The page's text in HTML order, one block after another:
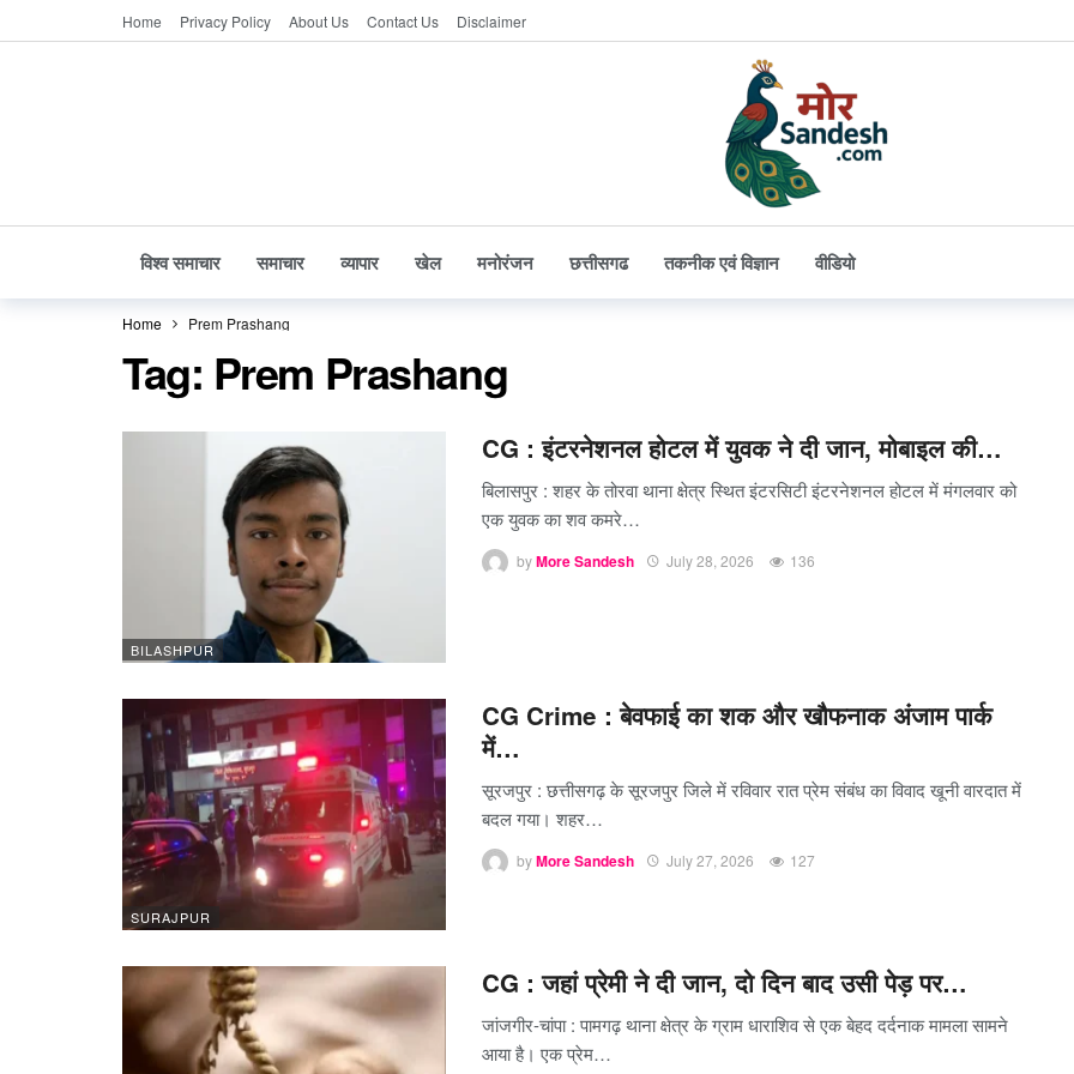
Home Privacy Policy About Us Contact Us Disclaimer
विश्व समाचार समाचार व्यापार खेल मनोरंजन छत्तीसगढ तकनीक एवं विज्ञान वीडियो
Home Prem Prashang
Tag: Prem Prashang
BILASHPUR
CG : इंटरनेशनल होटल में युवक ने दी जान, मोबाइल की…
बिलासपुर : शहर के तोरवा थाना क्षेत्र स्थित इंटरसिटी इंटरनेशनल होटल में मंगलवार को
एक युवक का शव कमरे…
byMore Sandesh July 28, 2026 136
SURAJPUR
CG Crime : बेवफाई का शक और खौफनाक अंजाम पार्क
में…
सूरजपुर : छत्तीसगढ़ के सूरजपुर जिले में रविवार रात प्रेम संबंध का विवाद खूनी वारदात में
बदल गया। शहर…
byMore Sandesh July 27, 2026 127
CG : जहां प्रेमी ने दी जान, दो दिन बाद उसी पेड़ पर…
जांजगीर-चांपा : पामगढ़ थाना क्षेत्र के ग्राम धाराशिव से एक बेहद दर्दनाक मामला सामने
आया है। एक प्रेम…